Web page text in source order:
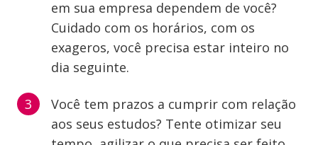
em sua empresa dependem de você?
Cuidado com os horários, com os
exageros, você precisa estar inteiro no
dia seguinte.
Você tem prazos a cumprir com relação
aos seus estudos? Tente otimizar seu